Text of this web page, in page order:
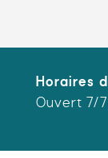
Horaires
Ouvert 7/